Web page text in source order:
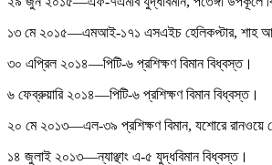
১৩ মে ২০১৫—এমআই-১৭১ এসএইচ হেলিকপ্টার, শাহ
৩০ এপ্রিল ২০১৪—পিটি-৬ প্রশিক্ষণ বিমান বিধ্বস্ত।
৬ ফেব্রুয়ারি ২০১৪—পিটি-৬ প্রশিক্ষণ বিমান বিধ্বস্ত।
২০ মে ২০১৩—এল-৩৯ প্রশিক্ষণ বিমান, যশোরে রানওয়ে
১৪ জুলাই ২০১৩—ন্যাঞ্ছাং এ-৫ যুদ্ধবিমান বিধ্বস্ত।